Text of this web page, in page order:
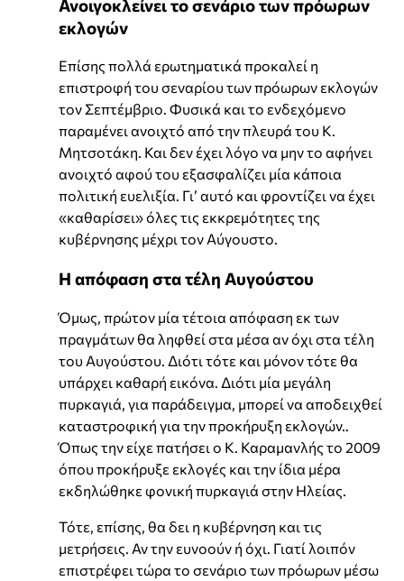
Ανοιγοκλείνει το σενάριο των πρόωρων
εκλογών
Επίσης πολλά ερωτηματικά προκαλεί η
επιστροφή του σεναρίου των πρόωρων εκλογών
τον Σεπτέμβριο. Φυσικά και το ενδεχόμενο
παραμένει ανοιχτό από την πλευρά του Κ.
Μητσοτάκη. Και δεν έχει λόγο να μην το αφήνει
ανοιχτό αφού του εξασφαλίζει μία κάποια
πολιτική ευελιξία. Γι’ αυτό και φροντίζει να έχει
«καθαρίσει» όλες τις εκκρεμότητες της
κυβέρνησης μέχρι τον Αύγουστο.
Η απόφαση στα τέλη Αυγούστου
Όμως, πρώτον μία τέτοια απόφαση εκ των
πραγμάτων θα ληφθεί στα μέσα αν όχι στα τέλη
του Αυγούστου. Διότι τότε και μόνον τότε θα
υπάρχει καθαρή εικόνα. Διότι μία μεγάλη
πυρκαγιά, για παράδειγμα, μπορεί να αποδειχθεί
καταστροφική για την προκήρυξη εκλογών..
Όπως την είχε πατήσει ο Κ. Καραμανλής το 2009
όπου προκήρυξε εκλογές και την ίδια μέρα
εκδηλώθηκε φονική πυρκαγιά στην Ηλείας.
Τότε, επίσης, θα δει η κυβέρνηση και τις
μετρήσεις. Αν την ευνοούν ή όχι. Γιατί λοιπόν
επιστρέφει τώρα το σενάριο των πρόωρων μέσω